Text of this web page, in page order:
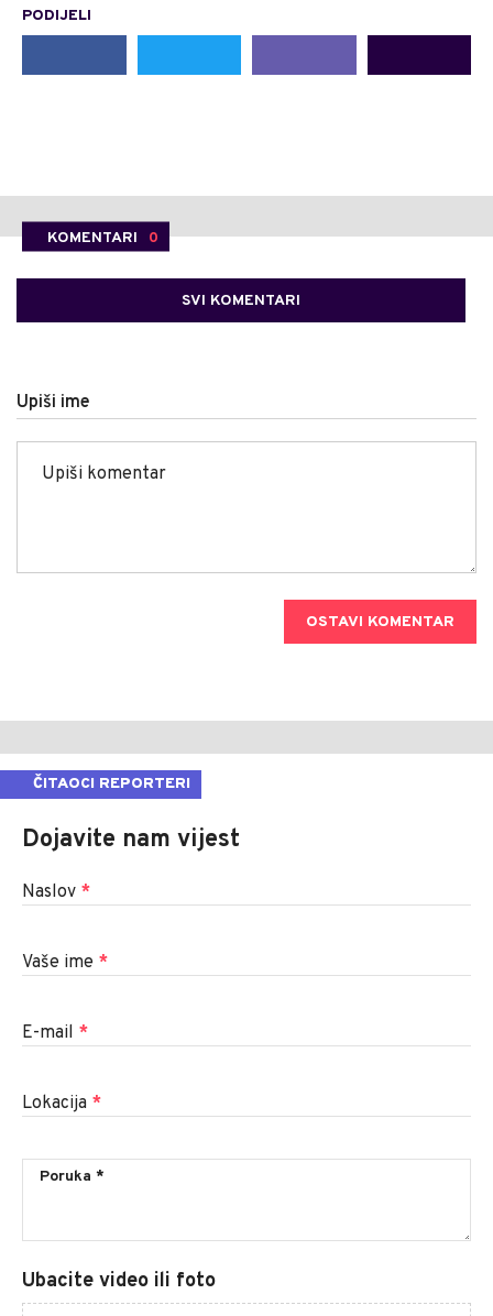
PODIJELI
KOMENTARI 0
SVI KOMENTARI
Upiši ime
OSTAVI KOMENTAR
ČITAOCI REPORTERI
Dojavite nam vijest
Naslov *
Vaše ime *
E-mail *
Lokacija *
Ubacite video ili foto